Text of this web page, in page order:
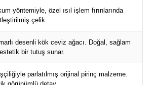
yöntemiyle, özel ısıl işlem fırınlarında
çelik.
desenli kök ceviz ağacı. Doğal, sağlam
bir tutuş sunar.
parlatılmış orijinal pirinç malzeme.